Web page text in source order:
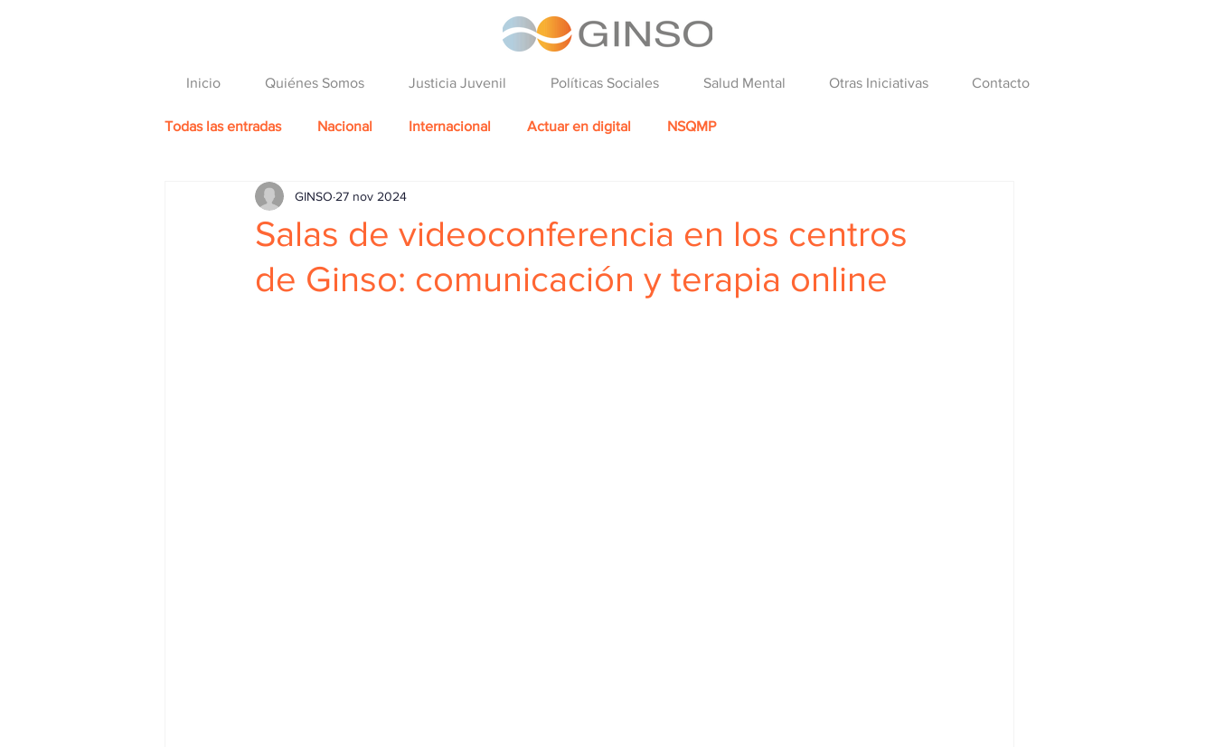
Inicio Quiénes Somos Justicia Juvenil Políticas Sociales Salud Mental Otras Iniciativas Contacto
Todas las entradas Nacional Internacional Actuar en digital NSQMP
Salas de videoconferencia en los centros
de Ginso: comunicación y terapia online
GINSO 27 nov 2024